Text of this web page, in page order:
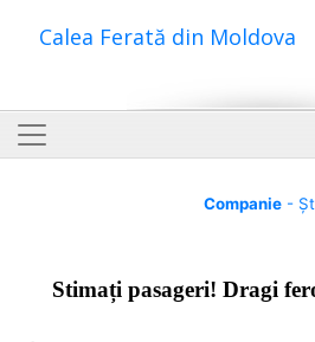
Calea Ferată din Moldova
Companie-
Stimați pasageri! Dragi